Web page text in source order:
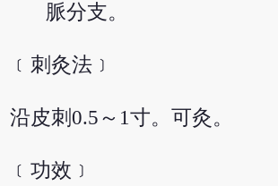
脈分支。
﹝刺灸法﹞
沿皮刺0.5～1寸。可灸。
﹝功效﹞